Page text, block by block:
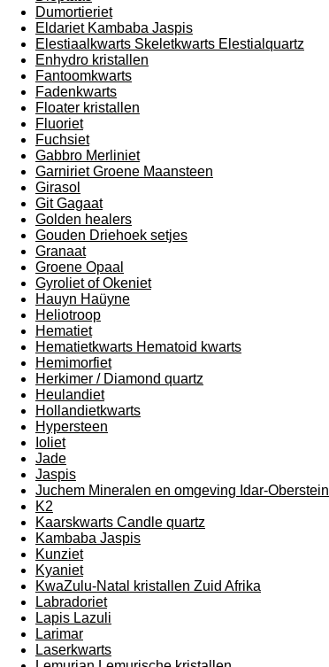
Dumortieriet
Eldariet Kambaba Jaspis
Elestiaalkwarts Skeletkwarts Elestialquartz
Enhydro kristallen
Fantoomkwarts
Fadenkwarts
Floater kristallen
Fluoriet
Fuchsiet
Gabbro Merliniet
Garniriet Groene Maansteen
Girasol
Git Gagaat
Golden healers
Gouden Driehoek setjes
Granaat
Groene Opaal
Gyroliet of Okeniet
Hauyn Haüyne
Heliotroop
Hematiet
Hematietkwarts Hematoid kwarts
Hemimorfiet
Herkimer / Diamond quartz
Heulandiet
Hollandietkwarts
Hypersteen
Ioliet
Jade
Jaspis
Juchem Mineralen en omgeving Idar-Oberstein
K2
Kaarskwarts Candle quartz
Kambaba Jaspis
Kunziet
Kyaniet
KwaZulu-Natal kristallen Zuid Afrika
Labradoriet
Lapis Lazuli
Larimar
Laserkwarts